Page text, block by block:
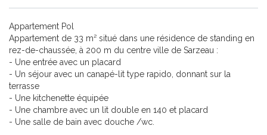
Appartement Pol
Appartement de 33 m² situé dans une résidence de standing en
rez-de-chaussée, à 200 m du centre ville de Sarzeau :
- Une entrée avec un placard
- Un séjour avec un canapé-lit type rapido, donnant sur la
terrasse
- Une kitchenette équipée
- Une chambre avec un lit double en 140 et placard
- Une salle de bain avec douche /wc.